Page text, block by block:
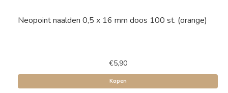
Neopoint naalden 0,5 x 16 mm doos 100 st. (orange)
€5,90
Kopen